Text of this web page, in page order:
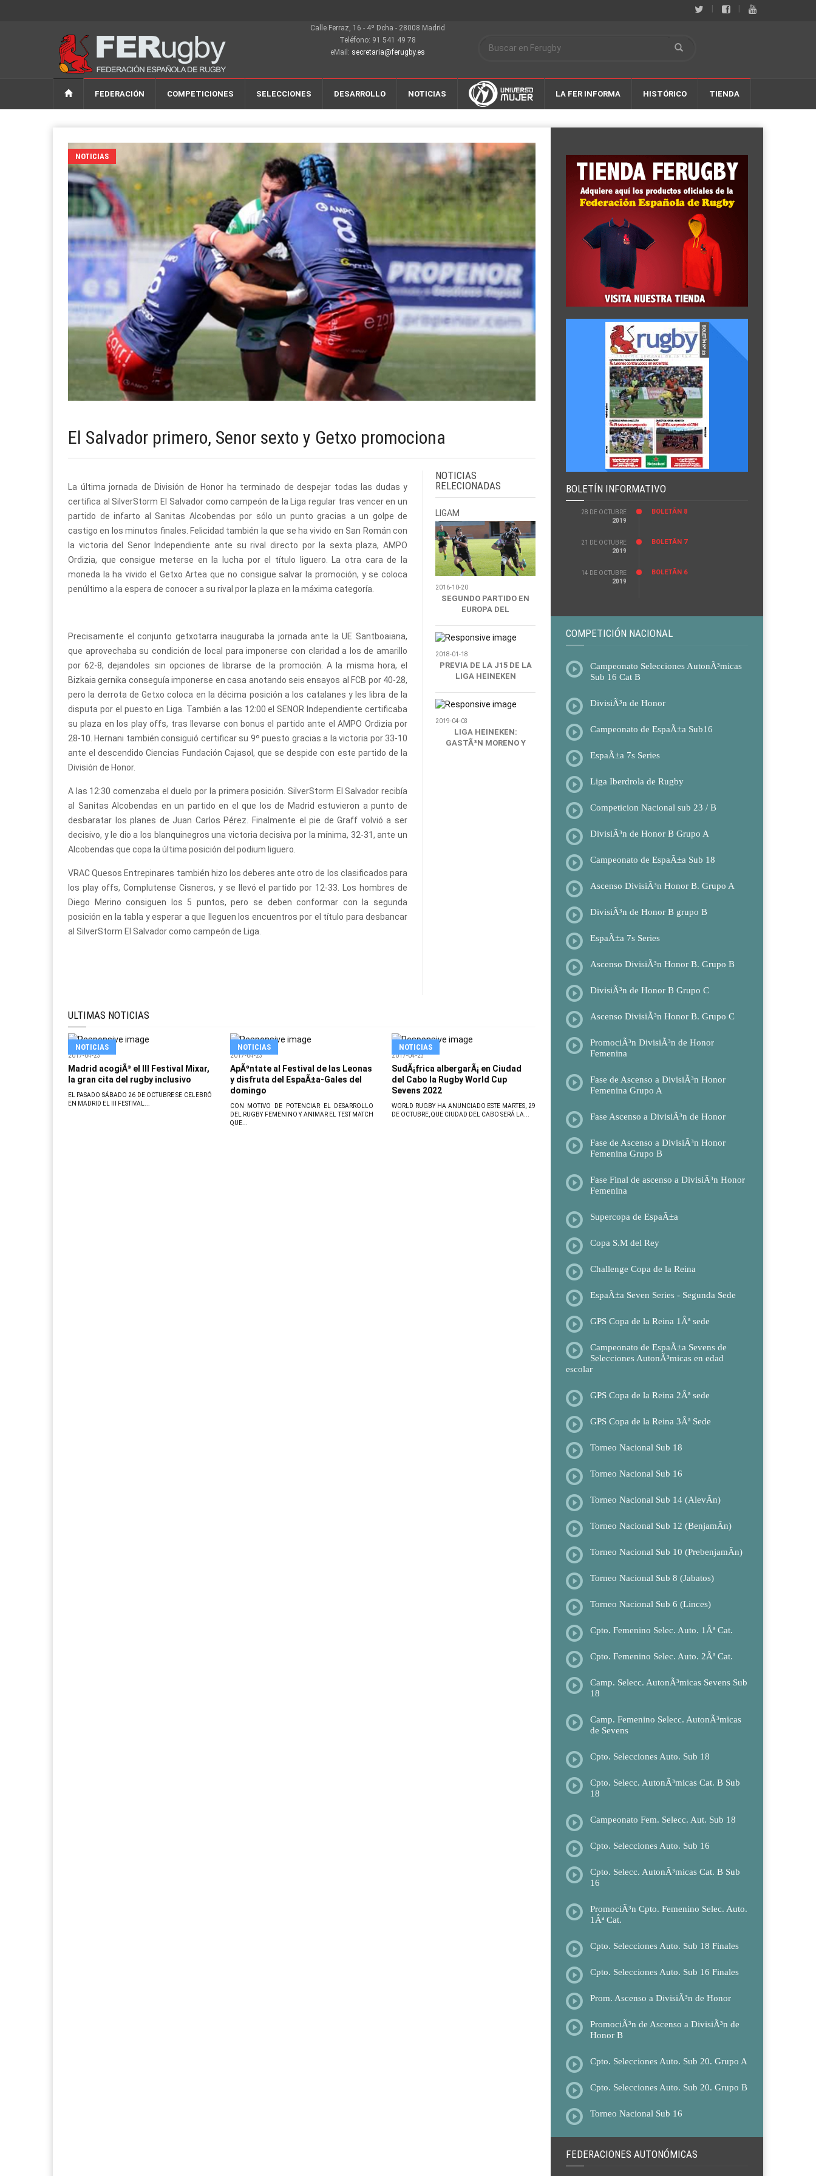
Calle Ferraz, 16 - 4º Dcha - 28008 Madrid
Teléfono: 91 541 49 78
eMail: secretaria@ferugby.es
FEDERACIÓN COMPETICIONES SELECCIONES DESARROLLO NOTICIAS LA FER INFORMA HISTÓRICO TIENDA
NOTICIAS
El Salvador primero, Senor sexto y Getxo promociona
La última jornada de División de Honor ha terminado de despejar todas las dudas y
certifica al SilverStorm El Salvador como campeón de la Liga regular tras vencer en un
partido de infarto al Sanitas Alcobendas por sólo un punto gracias a un golpe de
castigo en los minutos finales. Felicidad también la que se ha vivido en San Román con
la victoria del Senor Independiente ante su rival directo por la sexta plaza, AMPO
Ordizia, que consigue meterse en la lucha por el título liguero. La otra cara de la
moneda la ha vivido el Getxo Artea que no consigue salvar la promoción, y se coloca
penúltimo a la espera de conocer a su rival por la plaza en la máxima categoría.
Precisamente el conjunto getxotarra inauguraba la jornada ante la UE Santboaiana,
que aprovechaba su condición de local para imponerse con claridad a los de amarillo
por 62-8, dejandoles sin opciones de librarse de la promoción. A la misma hora, el
Bizkaia gernika conseguía imponerse en casa anotando seis ensayos al FCB por 40-28,
pero la derrota de Getxo coloca en la décima posición a los catalanes y les libra de la
disputa por el puesto en Liga. También a las 12:00 el SENOR Independiente certificaba
su plaza en los play offs, tras llevarse con bonus el partido ante el AMPO Ordizia por
28-10. Hernani también consiguió certificar su 9º puesto gracias a la victoria por 33-10
ante el descendido Ciencias Fundación Cajasol, que se despide con este partido de la
División de Honor.
A las 12:30 comenzaba el duelo por la primera posición. SilverStorm El Salvador recibía
al Sanitas Alcobendas en un partido en el que los de Madrid estuvieron a punto de
desbaratar los planes de Juan Carlos Pérez. Finalmente el pie de Graff volvió a ser
decisivo, y le dio a los blanquinegros una victoria decisiva por la mínima, 32-31, ante un
Alcobendas que copa la última posición del podium liguero.
VRAC Quesos Entrepinares también hizo los deberes ante otro de los clasificados para
los play offs, Complutense Cisneros, y se llevó el partido por 12-33. Los hombres de
Diego Merino consiguen los 5 puntos, pero se deben conformar con la segunda
posición en la tabla y esperar a que lleguen los encuentros por el título para desbancar
al SilverStorm El Salvador como campeón de Liga.
NOTICIAS
RELECIONADAS
LIGAM
2016-10-20
SEGUNDO PARTIDO EN
EUROPA DEL
2018-01-18
PREVIA DE LA J15 DE LA
LIGA HEINEKEN
2019-04-03
LIGA HEINEKEN:
GASTÃ³N MORENO Y
ULTIMAS NOTICIAS
NOTICIAS
2017-04-23
Madrid acogiÃ³ el III Festival Mixar,
la gran cita del rugby inclusivo
EL PASADO SÁBADO 26 DE OCTUBRE SE CELEBRÓ
EN MADRID EL III FESTIVAL...
NOTICIAS
2017-04-23
ApÃºntate al Festival de las Leonas
y disfruta del EspaÃ±a-Gales del
domingo
CON MOTIVO DE POTENCIAR EL DESARROLLO
DEL RUGBY FEMENINO Y ANIMAR EL TEST MATCH
QUE...
NOTICIAS
2017-04-23
SudÃ¡frica albergarÃ¡ en Ciudad
del Cabo la Rugby World Cup
Sevens 2022
WORLD RUGBY HA ANUNCIADO ESTE MARTES, 29
DE OCTUBRE, QUE CIUDAD DEL CABO SERÁ LA...
BOLETÍN INFORMATIVO
28 DE OCTUBRE
2019
BOLETÃ­N 8
21 DE OCTUBRE
2019
BOLETÃ­N 7
14 DE OCTUBRE
2019
BOLETÃ­N 6
COMPETICIÓN NACIONAL
Campeonato Selecciones AutonÃ³micas
Sub 16 Cat B
DivisiÃ³n de Honor
Campeonato de EspaÃ±a Sub16
EspaÃ±a 7s Series
Liga Iberdrola de Rugby
Competicion Nacional sub 23 / B
DivisiÃ³n de Honor B Grupo A
Campeonato de EspaÃ±a Sub 18
Ascenso DivisiÃ³n Honor B. Grupo A
DivisiÃ³n de Honor B grupo B
EspaÃ±a 7s Series
Ascenso DivisiÃ³n Honor B. Grupo B
DivisiÃ³n de Honor B Grupo C
Ascenso DivisiÃ³n Honor B. Grupo C
PromociÃ³n DivisiÃ³n de Honor
Femenina
Fase de Ascenso a DivisiÃ³n Honor
Femenina Grupo A
Fase Ascenso a DivisiÃ³n de Honor
Fase de Ascenso a DivisiÃ³n Honor
Femenina Grupo B
Fase Final de ascenso a DivisiÃ³n Honor
Femenina
Supercopa de EspaÃ±a
Copa S.M del Rey
Challenge Copa de la Reina
EspaÃ±a Seven Series - Segunda Sede
GPS Copa de la Reina 1Âª sede
Campeonato de EspaÃ±a Sevens de
Selecciones AutonÃ³micas en edad
escolar
GPS Copa de la Reina 2Âª sede
GPS Copa de la Reina 3Âª Sede
Torneo Nacional Sub 18
Torneo Nacional Sub 16
Torneo Nacional Sub 14 (AlevÃ­n)
Torneo Nacional Sub 12 (BenjamÃ­n)
Torneo Nacional Sub 10 (PrebenjamÃ­n)
Torneo Nacional Sub 8 (Jabatos)
Torneo Nacional Sub 6 (Linces)
Cpto. Femenino Selec. Auto. 1Âª Cat.
Cpto. Femenino Selec. Auto. 2Âª Cat.
Camp. Selecc. AutonÃ³micas Sevens Sub
18
Camp. Femenino Selecc. AutonÃ³micas
de Sevens
Cpto. Selecciones Auto. Sub 18
Cpto. Selecc. AutonÃ³micas Cat. B Sub
18
Campeonato Fem. Selecc. Aut. Sub 18
Cpto. Selecciones Auto. Sub 16
Cpto. Selecc. AutonÃ³micas Cat. B Sub
16
PromociÃ³n Cpto. Femenino Selec. Auto.
1Âª Cat.
Cpto. Selecciones Auto. Sub 18 Finales
Cpto. Selecciones Auto. Sub 16 Finales
Prom. Ascenso a DivisiÃ³n de Honor
PromociÃ³n de Ascenso a DivisiÃ³n de
Honor B
Cpto. Selecciones Auto. Sub 20. Grupo A
Cpto. Selecciones Auto. Sub 20. Grupo B
Torneo Nacional Sub 16
FEDERACIONES AUTONÓMICAS